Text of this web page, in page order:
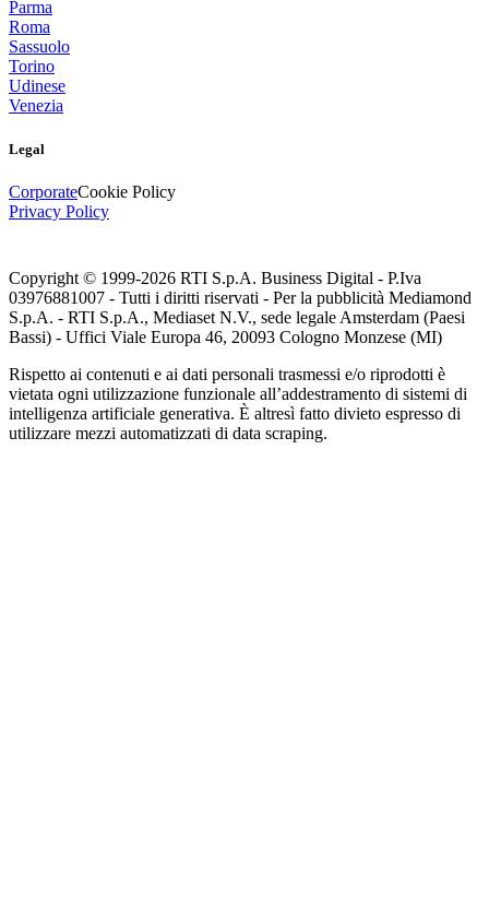
Parma
Roma
Sassuolo
Torino
Udinese
Venezia
Legal
CorporateCookie Policy
Privacy Policy
Copyright © 1999-2026 RTI S.p.A. Business Digital - P.Iva
03976881007 - Tutti i diritti riservati - Per la pubblicità Mediamond
S.p.A. - RTI S.p.A., Mediaset N.V., sede legale Amsterdam (Paesi
Bassi) - Uffici Viale Europa 46, 20093 Cologno Monzese (MI)
Rispetto ai contenuti e ai dati personali trasmessi e/o riprodotti è
vietata ogni utilizzazione funzionale all’addestramento di sistemi di
intelligenza artificiale generativa. È altresì fatto divieto espresso di
utilizzare mezzi automatizzati di data scraping.